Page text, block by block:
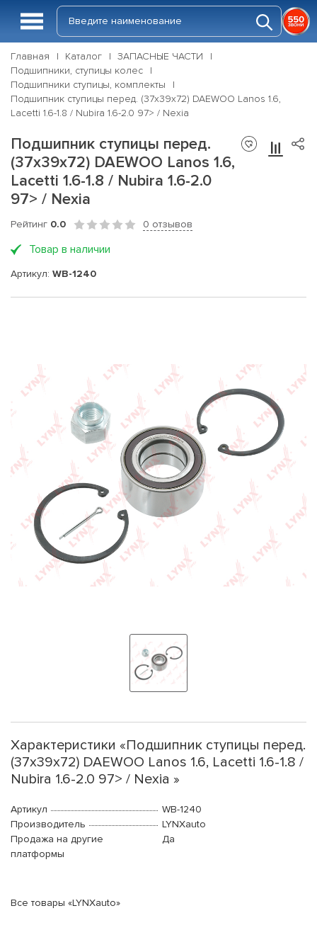
Главная Каталог
ЗАПАСНЫЕ ЧАСТИ
Подшипники, ступицы колес
Подшипники ступицы, комплекты
Подшипник ступицы перед. (37x39x72) DAEWOO Lanos 1.6,
Lacetti 1.6-1.8 / Nubira 1.6-2.0 97> / Nexia
Подшипник ступицы перед.
(37x39x72) DAEWOO Lanos 1.6,
Lacetti 1.6-1.8 / Nubira 1.6-2.0
97> / Nexia
Рейтинг 0.0 0 отзывов
Товар в наличии
Артикул: WB-1240
Характеристики «Подшипник ступицы перед.
(37x39x72) DAEWOO Lanos 1.6, Lacetti 1.6-1.8 /
Nubira 1.6-2.0 97> / Nexia »
Артикул
WB-1240
Производитель
LYNXauto
Продажа на другие
платформы
Да
Все товары «LYNXauto»